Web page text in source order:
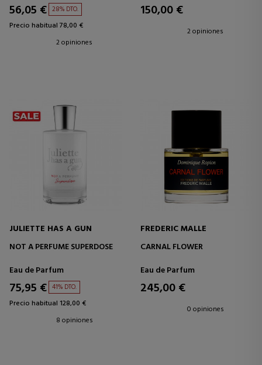
56,05 € 28% DTO.
Precio habitual 78,00 €
2 opiniones
150,00 €
2 opiniones
JULIETTE HAS A GUN
NOT A PERFUME SUPERDOSE
Eau de Parfum
75,95 € 41% DTO.
Precio habitual 128,00 €
8 opiniones
FREDERIC MALLE
CARNAL FLOWER
Eau de Parfum
245,00 €
0 opiniones